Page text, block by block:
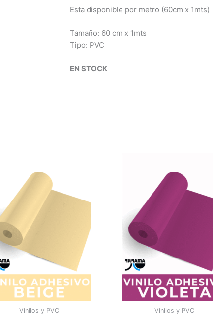
Esta disponible por metro (60cm x 1mts)
Tamaño: 60 cm x 1mts
Tipo: PVC
EN STOCK
Vinilos y PVC Vinilos y PVC